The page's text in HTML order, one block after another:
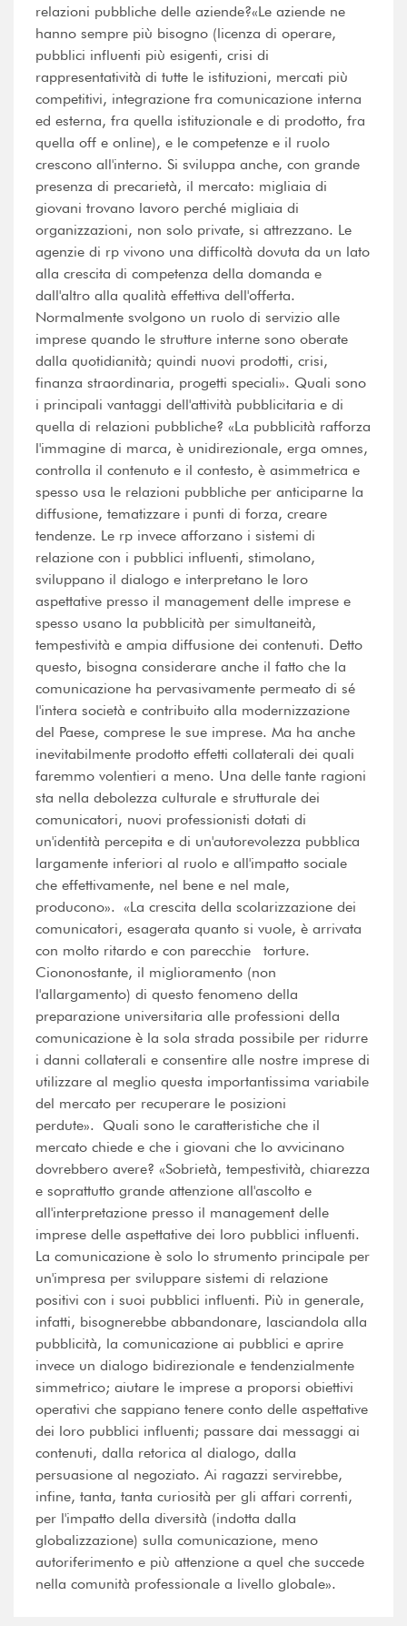
relazioni pubbliche delle aziende?«Le aziende ne
hanno sempre più bisogno (licenza di operare,
pubblici influenti più esigenti, crisi di
rappresentatività di tutte le istituzioni, mercati più
competitivi, integrazione fra comunicazione interna
ed esterna, fra quella istituzionale e di prodotto, fra
quella off e online), e le competenze e il ruolo
crescono all'interno. Si sviluppa anche, con grande
presenza di precarietà, il mercato: migliaia di
giovani trovano lavoro perché migliaia di
organizzazioni, non solo private, si attrezzano. Le
agenzie di rp vivono una difficoltà dovuta da un lato
alla crescita di competenza della domanda e
dall'altro alla qualità effettiva dell'offerta.
Normalmente svolgono un ruolo di servizio alle
imprese quando le strutture interne sono oberate
dalla quotidianità; quindi nuovi prodotti, crisi,
finanza straordinaria, progetti speciali». Quali sono
i principali vantaggi dell'attività pubblicitaria e di
quella di relazioni pubbliche? «La pubblicità rafforza
l'immagine di marca, è unidirezionale, erga omnes,
controlla il contenuto e il contesto, è asimmetrica e
spesso usa le relazioni pubbliche per anticiparne la
diffusione, tematizzare i punti di forza, creare
tendenze. Le rp invece afforzano i sistemi di
relazione con i pubblici influenti, stimolano,
sviluppano il dialogo e interpretano le loro
aspettative presso il management delle imprese e
spesso usano la pubblicità per simultaneità,
tempestività e ampia diffusione dei contenuti. Detto
questo, bisogna considerare anche il fatto che la
comunicazione ha pervasivamente permeato di sé
l'intera società e contribuito alla modernizzazione
del Paese, comprese le sue imprese. Ma ha anche
inevitabilmente prodotto effetti collaterali dei quali
faremmo volentieri a meno. Una delle tante ragioni
sta nella debolezza culturale e strutturale dei
comunicatori, nuovi professionisti dotati di
un'identità percepita e di un'autorevolezza pubblica
largamente inferiori al ruolo e all'impatto sociale
che effettivamente, nel bene e nel male,
producono». «La crescita della scolarizzazione dei
comunicatori, esagerata quanto si vuole, è arrivata
con molto ritardo e con parecchie torture.
Ciononostante, il miglioramento (non
l'allargamento) di questo fenomeno della
preparazione universitaria alle professioni della
comunicazione è la sola strada possibile per ridurre
i danni collaterali e consentire alle nostre imprese di
utilizzare al meglio questa importantissima variabile
del mercato per recuperare le posizioni
perdute». Quali sono le caratteristiche che il
mercato chiede e che i giovani che lo avvicinano
dovrebbero avere? «Sobrietà, tempestività, chiarezza
e soprattutto grande attenzione all'ascolto e
all'interpretazione presso il management delle
imprese delle aspettative dei loro pubblici influenti.
La comunicazione è solo lo strumento principale per
un'impresa per sviluppare sistemi di relazione
positivi con i suoi pubblici influenti. Più in generale,
infatti, bisognerebbe abbandonare, lasciandola alla
pubblicità, la comunicazione ai pubblici e aprire
invece un dialogo bidirezionale e tendenzialmente
simmetrico; aiutare le imprese a proporsi obiettivi
operativi che sappiano tenere conto delle aspettative
dei loro pubblici influenti; passare dai messaggi ai
contenuti, dalla retorica al dialogo, dalla
persuasione al negoziato. Ai ragazzi servirebbe,
infine, tanta, tanta curiosità per gli affari correnti,
per l'impatto della diversità (indotta dalla
globalizzazione) sulla comunicazione, meno
autoriferimento e più attenzione a quel che succede
nella comunità professionale a livello globale».